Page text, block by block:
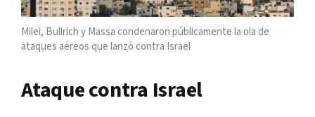
Milei, Bullrich y Massa condenaron públicamente la ola de
ataques aéreos que lanzó contra Israel
Ataque contra Israel